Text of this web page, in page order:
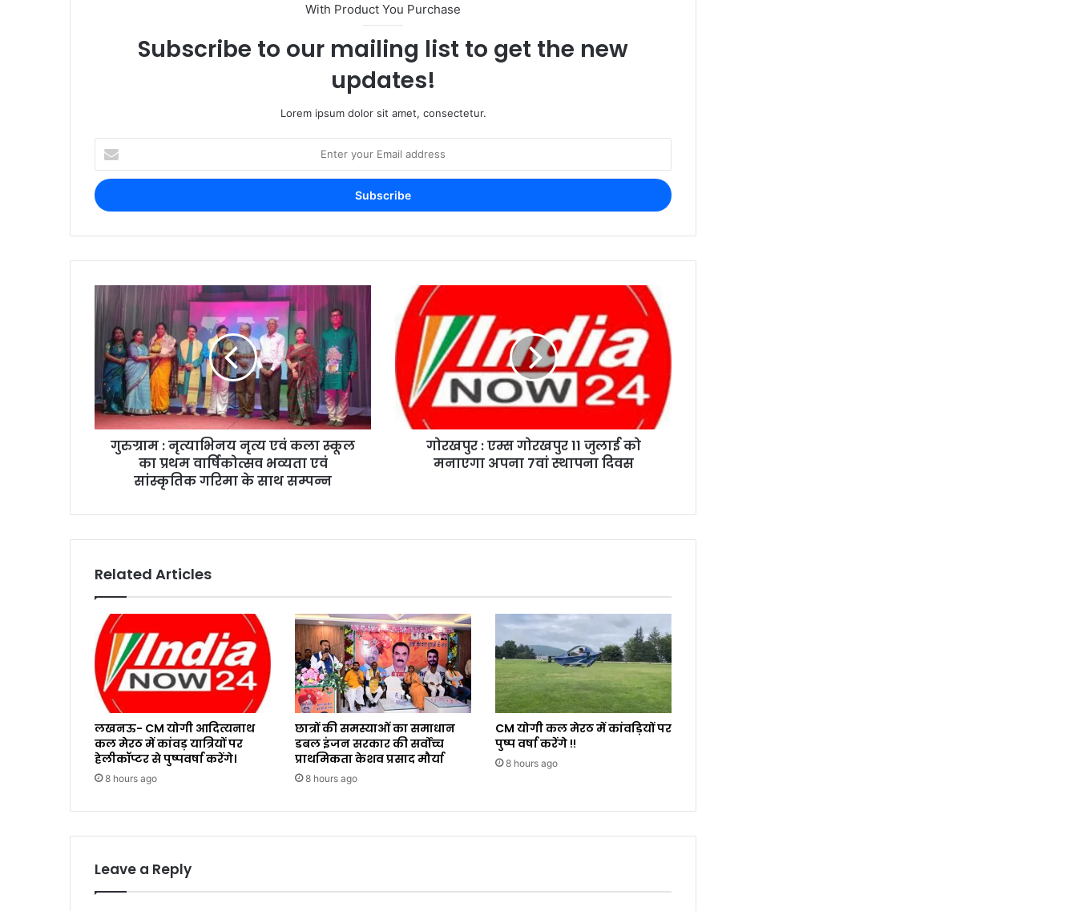
With Product You Purchase
Subscribe to our mailing list to get the new
updates!
Lorem ipsum dolor sit amet, consectetur.
गुरुग्राम : नृत्याभिनय नृत्य एवं कला स्कूल
का प्रथम वार्षिकोत्सव भव्यता एवं
सांस्कृतिक गरिमा के साथ सम्पन्न
गोरखपुर : एम्स गोरखपुर 11 जुलाई को
मनाएगा अपना 7वां स्थापना दिवस
Related Articles
लखनऊ- CM योगी आदित्यनाथ
कल मेरठ में कांवड़ यात्रियों पर
हेलीकॉप्टर से पुष्पवर्षा करेंगे।
8 hours ago
छात्रों की समस्याओं का समाधान
डबल इंजन सरकार की सर्वोच्च
प्राथमिकता केशव प्रसाद मौर्या
8 hours ago
CM योगी कल मेरठ में कांवड़ियों पर
पुष्प वर्षा करेंगे !!
8 hours ago
Leave a Reply